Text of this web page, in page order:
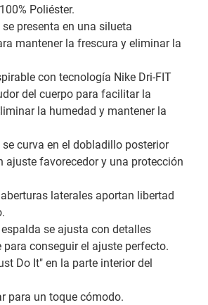
100% Poliéster.
presenta en una silueta
mantener la frescura y eliminar la
con tecnología Nike Dri-FIT
del cuerpo para facilitar la
la humedad y mantener la
se curva en el dobladillo posterior
ajuste favorecedor y una protección
laterales aportan libertad
se ajusta con detalles
para conseguir el ajuste perfecto.
Do It" en la parte interior del
para un toque cómodo.